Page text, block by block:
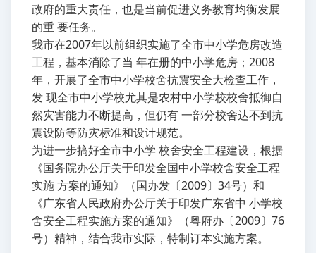
政府的重大责任，也是当前促进义务教育均衡发展
的重 要任务。
我市在2007年以前组织实施了全市中小学危房改造
工程，基本消除了当 年在册的中小学危房；2008
年，开展了全市中小学校舍抗震安全大检查工作，
发 现全市中小学校尤其是农村中小学校校舍抵御自
然灾害能力不断提高，但仍有 一部分校舍达不到抗
震设防等防灾标准和设计规范。
为进一步搞好全市中小学 校舍安全工程建设，根据
《国务院办公厅关于印发全国中小学校舍安全工程
实施 方案的通知》（国办发〔2009〕34号）和
《广东省人民政府办公厅关于印发广东省中 小学校
舍安全工程实施方案的通知》（粤府办〔2009〕76
号）精神，结合我市实际，特制订本实施方案。